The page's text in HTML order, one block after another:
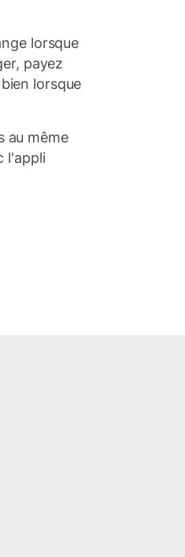
lorsque
payez
lorsque
au même
l'appli